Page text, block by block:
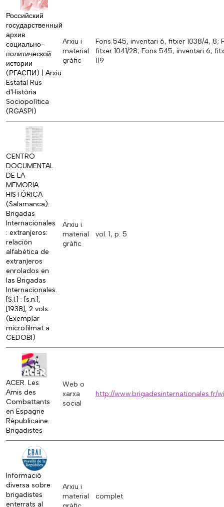
Российский
государственный
архив
социально-
политической
истории
(РГАСПИ) | Arxiu
Estatal Rus
d'Història
Sociopolítica
(RGASPI)
Arxiu i
material
gràfic
Fons 545, inventari 6, fitxer 1038/4, 8;
fitxer 1041/28; Fons 545, inventari 6,
119
CENTRO
DOCUMENTAL
DE LA
MEMORIA
HISTÓRICA
(Salamanca).
Brigadas
Internacionales
: extranjeros:
relación
alfabética de
extranjeros
enrolados en
las Brigadas
Internacionales.
[S.l.] : [s.n.],
[1938], 2 vols.
(Exemplar
microfilmat a
CEDOBI)
Arxiu i
material
gràfic
vol. 1, p. 5
ACER. Les
Amis des
Combattants
en Espagne
Républicaine.
Brigadistes
Web o
xarxa
social
http://www.brigadesinternationales.fr/
Informació
diversa sobre
brigadistes
enterrats al
Arxiu i
material
complet